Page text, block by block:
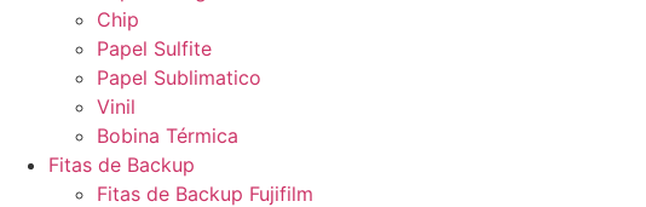
Chip
Papel Sulfite
Papel Sublimatico
Vinil
Bobina Térmica
Fitas de Backup
Fitas de Backup Fujifilm